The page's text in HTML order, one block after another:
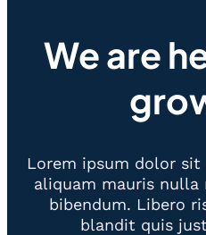
We are
Lorem ipsum dolor
aliquam mauris nulla
bibendum. Libero
blandit quis